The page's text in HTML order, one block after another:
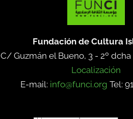
Fundación de Cultura
C/ Guzmán el Bueno, 3 - 2º dcha
Localización
E-mail: info@funci.org Tel: